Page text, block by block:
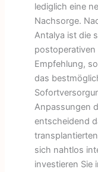
lediglich eine
Nachsorge.
Antalya ist die
Empfehlung,
das
Anpassungen
entscheidend
sich nahtlos
investieren Sie